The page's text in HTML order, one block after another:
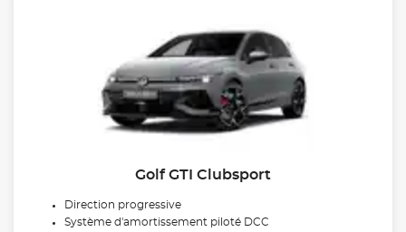
Golf GTI Clubsport
Direction progressive
Système d'amortissement piloté DCC